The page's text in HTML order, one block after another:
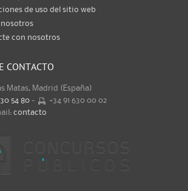
de uso del sitio web
con nosotros
CONTACTO
Matas, Madrid (España)
54 80 -
+34 91 630 00 02
contacto